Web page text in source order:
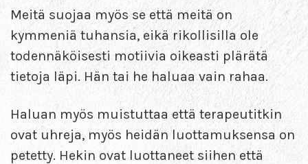
Meitä suojaa myös se että meitä on
kymmeniä tuhansia, eikä rikollisilla ole
todennäköisesti motiivia oikeasti plärätä
tietoja läpi. Hän tai he haluaa vain rahaa.
Haluan myös muistuttaa että terapeutitkin
ovat uhreja, myös heidän luottamuksensa on
petetty. Hekin ovat luottaneet siihen että